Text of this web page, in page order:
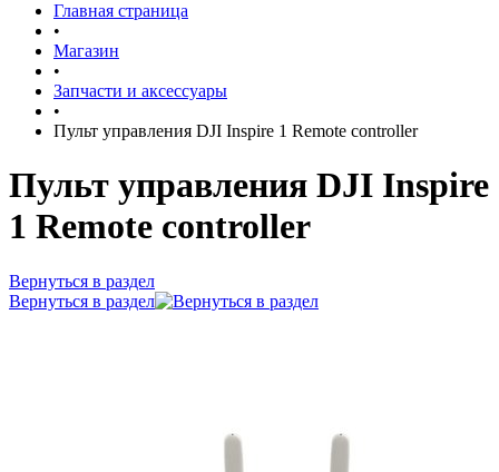
Главная страница
•
Магазин
•
Запчасти и аксессуары
•
Пульт управления DJI Inspire 1 Remote controller
Пульт управления DJI Inspire
1 Remote controller
Вернуться в раздел
Вернуться в раздел